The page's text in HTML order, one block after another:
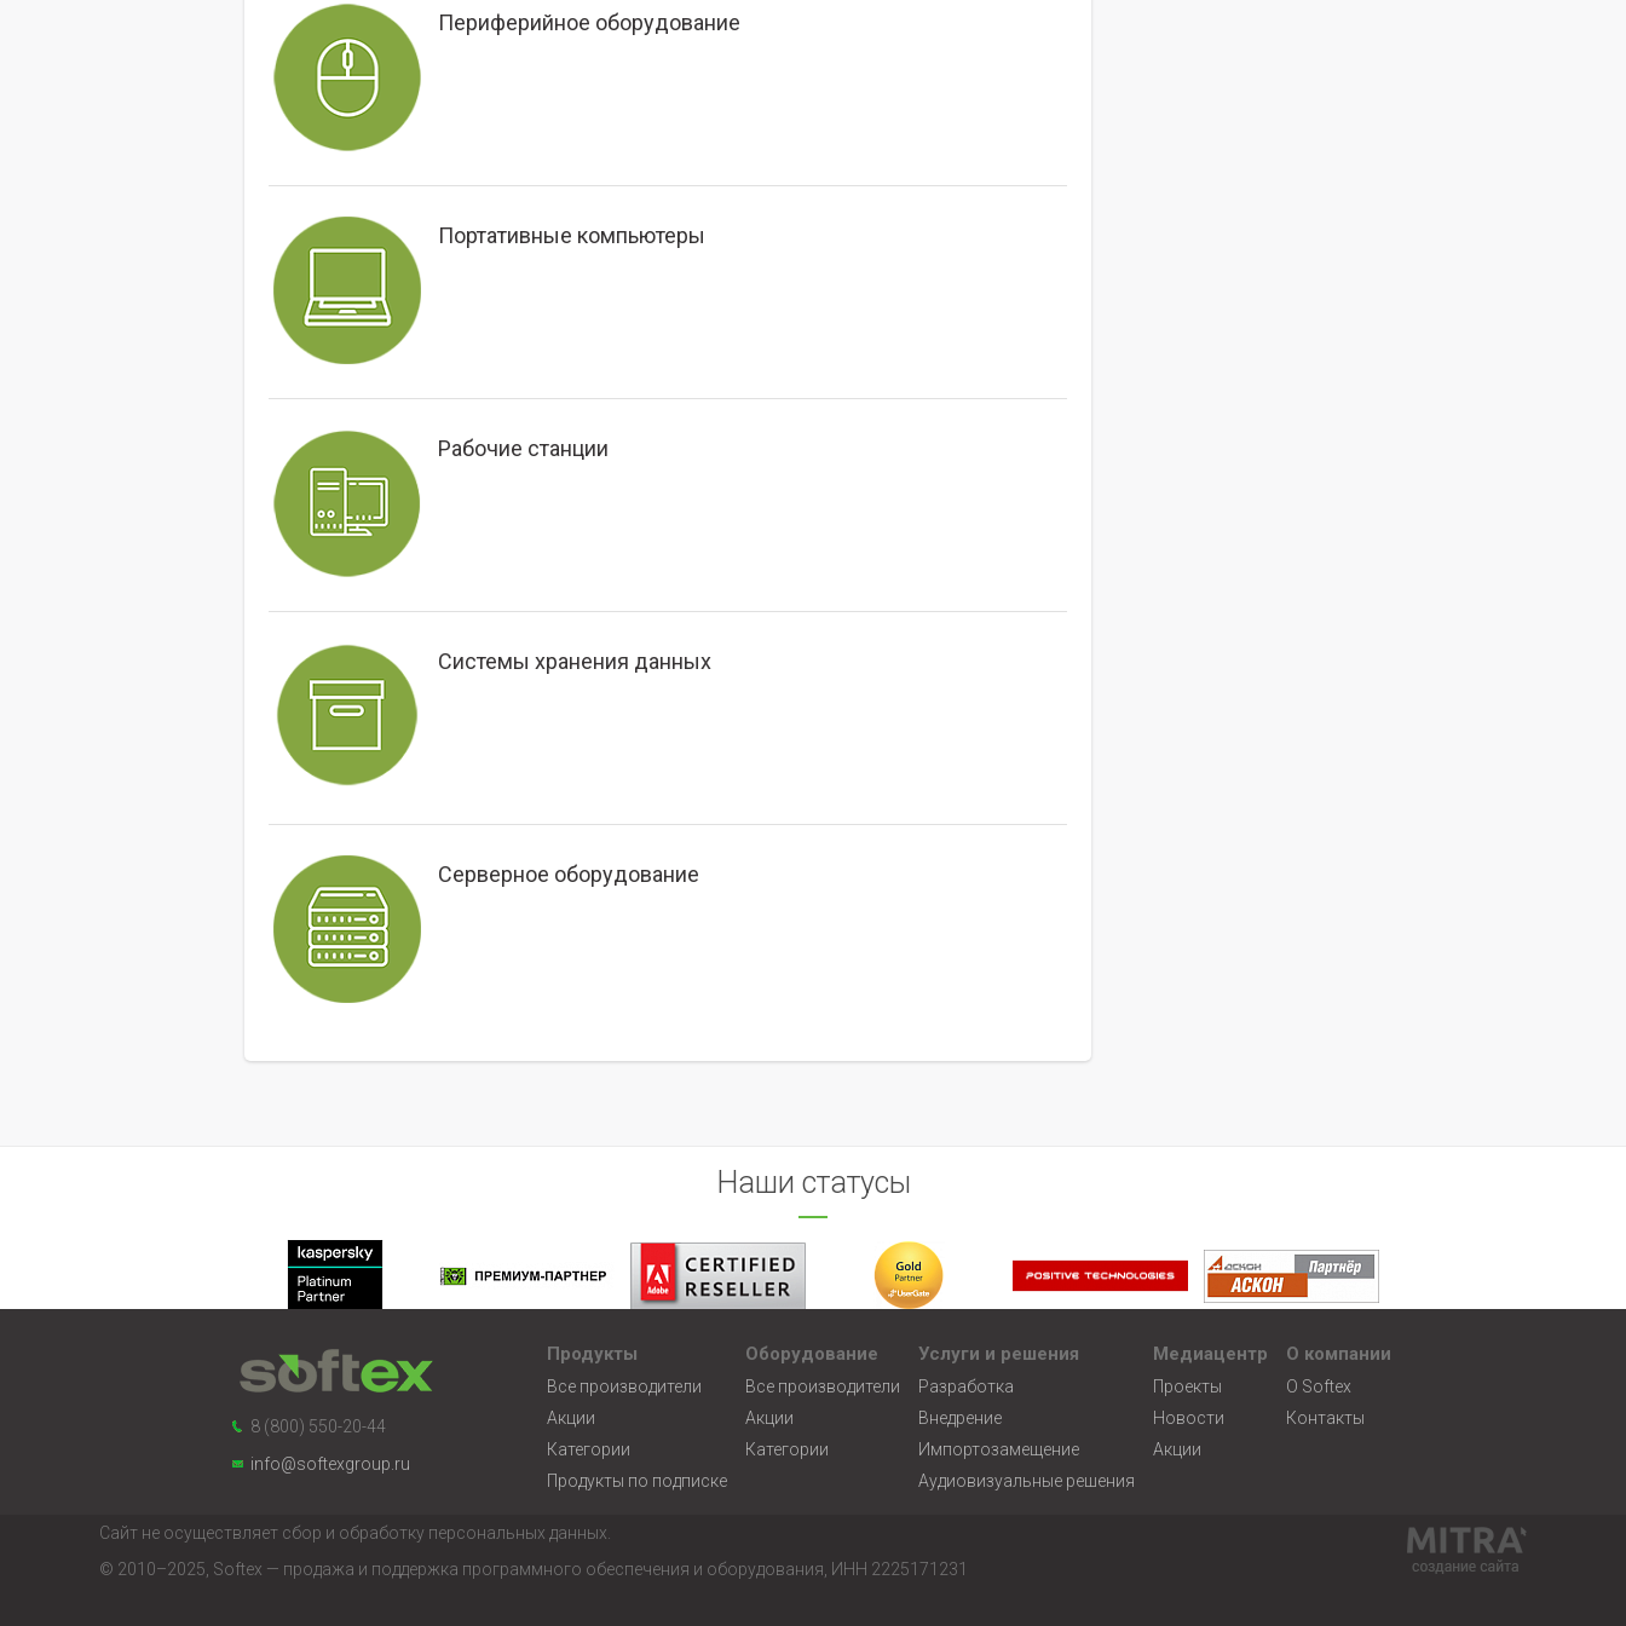
Периферийное оборудование
Портативные компьютеры
Рабочие станции
Системы хранения данных
Серверное оборудование
Наши статусы
8 (800) 550-20-44
info@softexgroup.ru
Продукты
Все производители
Акции
Категории
Продукты по подписке
Оборудование
Все производители
Акции
Категории
Услуги и решения
Разработка
Внедрение
Импортозамещение
Аудиовизуальные решения
Медиацентр
Проекты
Новости
Акции
О компании
О Softex
Контакты
Сайт не осуществляет сбор и обработку персональных данных.
© 2010–2025, Softex — продажа и поддержка программного обеспечения и оборудования, ИНН 2225171231